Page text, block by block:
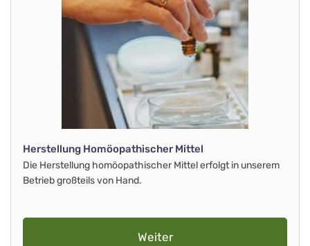
Herstellung Homöopathischer Mittel
Die Herstellung homöopathischer Mittel erfolgt in unserem
Betrieb großteils von Hand.
Weiter